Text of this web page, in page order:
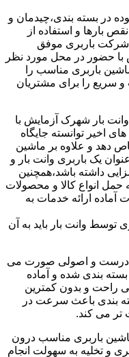
در بسته بندی،چیدمان و
بارها و استفاده از
شرکت باربری موفق
حضور در محل مورد نظر
باربری مناسب را
و سریع را برای مشتریان
بار شهرک آزمایش با
اخیر توانسته جایگاه
دهد و علاوه بر ماشین
یک باربری وانت بار و
داشته باشد،همچنین
حمل انواع کالا و محصولات
ارائه خدمات به
وانت بار باید به آن
درست و اصولی صورت می
بندی شده و آماده
راحت و بدون کمترین
بندی باعث سرعت در
تر می کند.
باربری مناسب درون
و تخلیه به سهولت انجام